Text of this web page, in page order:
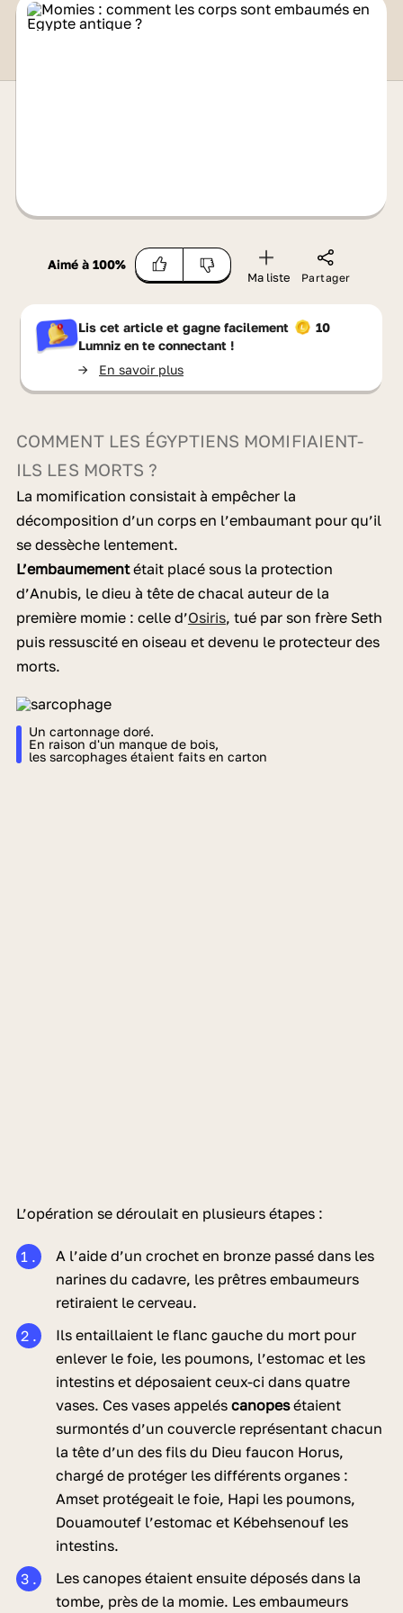
Aimé à 100%
Ma liste Partager
Lis cet article et gagne facilement
10
Lumniz en te connectant !
-> En savoir plus
COMMENT LES ÉGYPTIENS MOMIFIAIENT-
ILS LES MORTS ?
La momification consistait à empêcher la
décomposition d’un corps en l’embaumant pour qu’il
se dessèche lentement.
L’embaumementétait placé sous la protection
d’Anubis, le dieu à tête de chacal auteur de la
première momie : celle d’Osiris, tué par son frère Seth
puis ressuscité en oiseau et devenu le protecteur des
morts.
Un cartonnage doré.
En raison d'un manque de bois,
les sarcophages étaient faits en carton
L’opération se déroulait en plusieurs étapes :
A l’aide d’un crochet en bronze passé dans les
narines du cadavre, les prêtres embaumeurs
retiraient le cerveau.
Ils entaillaient le flanc gauche du mort pour
enlever le foie, les poumons, l’estomac et les
intestins et déposaient ceux-ci dans quatre
vases. Ces vases appelés canopesétaient
surmontés d’un couvercle représentant chacun
la tête d’un des fils du Dieu faucon Horus,
chargé de protéger les différents organes :
Amset protégeait le foie, Hapi les poumons,
Douamoutef l’estomac et Kébehsenouf les
intestins.
Les canopes étaient ensuite déposés dans la
tombe, près de la momie. Les embaumeurs